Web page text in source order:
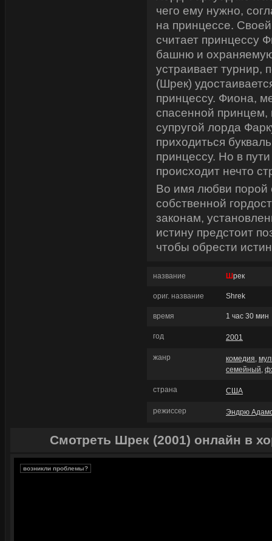
чего ему нужно,
на принцессе.
считает принцессу
башню и
устраивает турнир,
(Шрек)
принцессу. Фиона,
спасенной принцем,
супругой лорда
приходиться
принцессу. Но в
происходит нечто
Во имя любви порой
собственной
законам,
истину предстоит
чтобы обрести
название Шрек
ориг. название Shrek
время 1 час 30 мин
год 2001
жанр комедия,
семейный,
страна США
режиссер Эндрю
Смотреть Шрек (2001) онлайн в
возникли проблемы?